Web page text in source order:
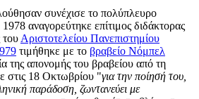
συνέχισε το πολύπλευρο
αναγορεύτηκε επίτιμος διδάκτορας
του Αριστοτελείου Πανεπιστημίου
τιμήθηκε με το βραβείο Νόμπελ
της απονομής του βραβείου από τη
στις 18 Οκτωβρίου "για την ποίησή του,
παράδοση, ζωντανεύει με